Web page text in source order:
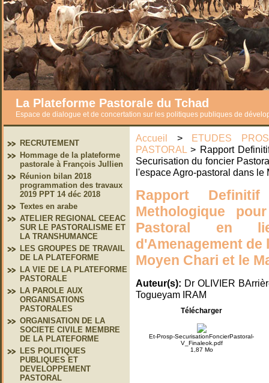
La Plateforme Pastorale du Tchad
Espace de dialogue et de concertation sur les politiques publiques de
RECRUTEMENT
Hommage de la plateforme
pastorale à François Jullien
Réunion bilan 2018
programmation des travaux
2019 PPT 14 déc 2018
Textes en arabe
ATELIER REGIONAL CEEAC
SUR LE PASTORALISME ET
LA TRANSHUMANCE
LES GROUPES DE TRAVAIL
DE LA PLATEFORME
LA VIE DE LA PLATEFORME
PASTORALE
LA PAROLE AUX
ORGANISATIONS
PASTORALES
ORGANISATION DE LA
SOCIETE CIVILE MEMBRE
DE LA PLATEFORME
LES POLITIQUES
PUBLIQUES ET
DEVELOPPEMENT
PASTORAL
Accueil > ETUDES
PASTORAL > Rapport
Securisation du foncier
l'espace Agro-pastoral dans le
Rapport
Methologique
Pastoral en
d'Amenagement
Moyen Chari et le
Auteur(s): Dr OLIVIER
Togueyam IRAM
Télécharger
Et-Prosp-SecurisationFoncierPastoral-
V_Finaleok.pdf
1,87 Mo